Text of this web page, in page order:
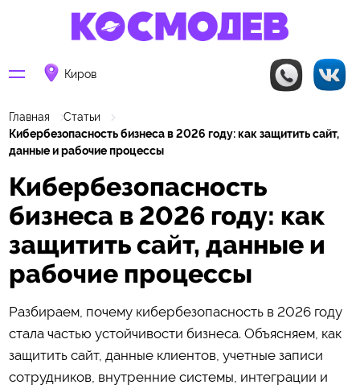
Киров
Главная
Статьи
Кибербезопасность бизнеса в 2026 году: как защитить сайт,
данные и рабочие процессы
Кибербезопасность
бизнеса в 2026 году: как
защитить сайт, данные и
рабочие процессы
Разбираем, почему кибербезопасность в 2026 году
стала частью устойчивости бизнеса. Объясняем, как
защитить сайт, данные клиентов, учетные записи
сотрудников, внутренние системы, интеграции и